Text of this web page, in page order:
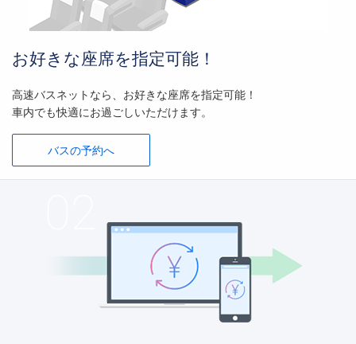
お好きな座席を指定可能！
高速バスネットなら、お好きな座席を指定可能！
車内でも快適にお過ごしいただけます。
バスの予約へ